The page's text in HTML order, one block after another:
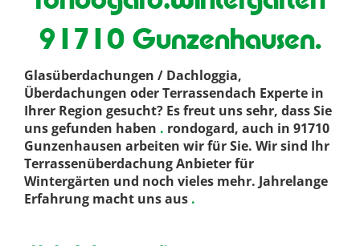
91710 Gunzenhausen.
Glasüberdachungen / Dachloggia,
Überdachungen oder Terrassendach Experte in
Ihrer Region gesucht? Es freut uns sehr, dass Sie
uns gefunden haben . rondogard, auch in 91710
Gunzenhausen arbeiten wir für Sie. Wir sind Ihr
Terrassenüberdachung Anbieter für
Wintergärten und noch vieles mehr. Jahrelange
Erfahrung macht uns aus .